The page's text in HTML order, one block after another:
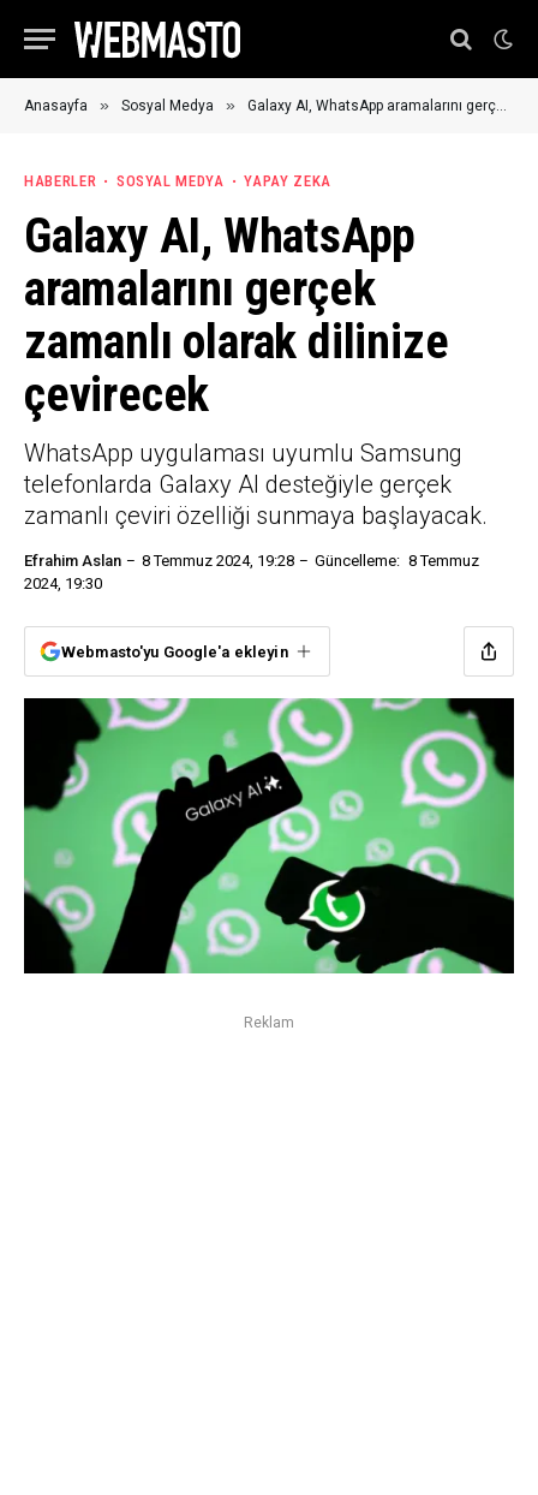
Anasayfa » Sosyal Medya » Galaxy AI, WhatsApp aramalarını gerçek zamanlı olarak dilinize çevirecek
HABERLER SOSYAL MEDYA YAPAY ZEKA
Galaxy AI, WhatsApp
aramalarını gerçek
zamanlı olarak dilinize
çevirecek
WhatsApp uygulaması uyumlu Samsung
telefonlarda Galaxy AI desteğiyle gerçek
zamanlı çeviri özelliği sunmaya başlayacak.
Efrahim Aslan 8 Temmuz 2024, 19:28 Güncelleme: 8 Temmuz
2024, 19:30
Webmasto'yu Google'a ekleyin
Reklam